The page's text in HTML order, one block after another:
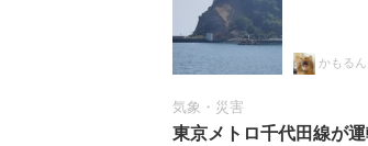
かもるん
気象・災害
東京メトロ千代田線が